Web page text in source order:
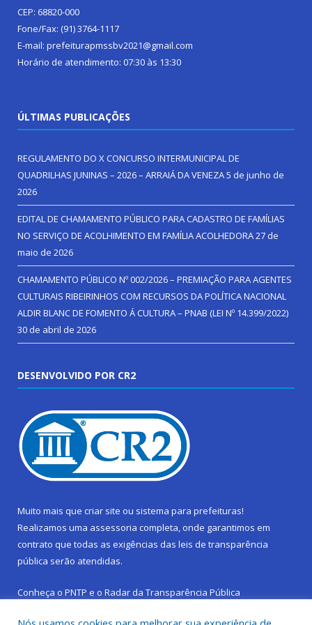
CEP: 68820-000
Fone/Fax: (91) 3764-1117
E-mail: prefeiturapmssbv2021@gmail.com
Horário de atendimento: 07:30 às 13:30
ÚLTIMAS PUBLICAÇÕES
REGULAMENTO DO X CONCURSO INTERMUNICIPAL DE
QUADRILHAS JUNINAS – 2026 – ARRAIÁ DA VENEZA5 de junho de
2026
EDITAL DE CHAMAMENTO PÚBLICO PARA CADASTRO DE FAMÍLIAS
NO SERVIÇO DE ACOLHIMENTO EM FAMÍLIA ACOLHEDORA27 de
maio de 2026
CHAMAMENTO PÚBLICO Nº 002/2026 – PREMIAÇÃO PARA AGENTES
CULTURAIS RIBEIRINHOS COM RECURSOS DA POLÍTICA NACIONAL
ALDIR BLANC DE FOMENTO Á CULTURA – PNAB (LEI Nº 14.399/2022)
30 de abril de 2026
DESENVOLVIDO POR CR2
Muito mais que criar site ou sistema para prefeituras!
Realizamos uma assessoria completa, onde garantimos em
contrato que todas as exigências das leis de transparência
pública serão atendidas.
Conheça o PNTP e o Radar da Transparência Pública